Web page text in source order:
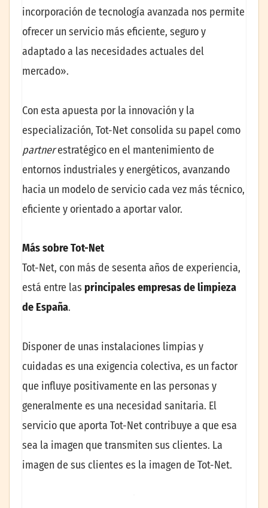
incorporación de tecnología avanzada nos permite
ofrecer un servicio más eficiente, seguro y
adaptado a las necesidades actuales del
mercado».
Con esta apuesta por la innovación y la
especialización, Tot-Net consolida su papel como
partnerestratégico en el mantenimiento de
entornos industriales y energéticos, avanzando
hacia un modelo de servicio cada vez más técnico,
eficiente y orientado a aportar valor.
Más sobre Tot-Net
Tot-Net, con más de sesenta años de experiencia,
está entre las principales empresas de limpieza
de España.
Disponer de unas instalaciones limpias y
cuidadas es una exigencia colectiva, es un factor
que influye positivamente en las personas y
generalmente es una necesidad sanitaria. El
servicio que aporta Tot-Net contribuye a que esa
sea la imagen que transmiten sus clientes. La
imagen de sus clientes es la imagen de Tot-Net.